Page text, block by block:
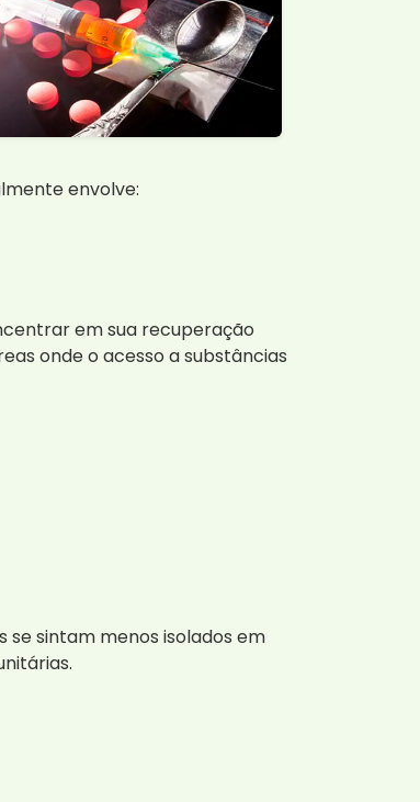
envolve:
em sua recuperação
onde o acesso a substâncias
sintam menos isolados em